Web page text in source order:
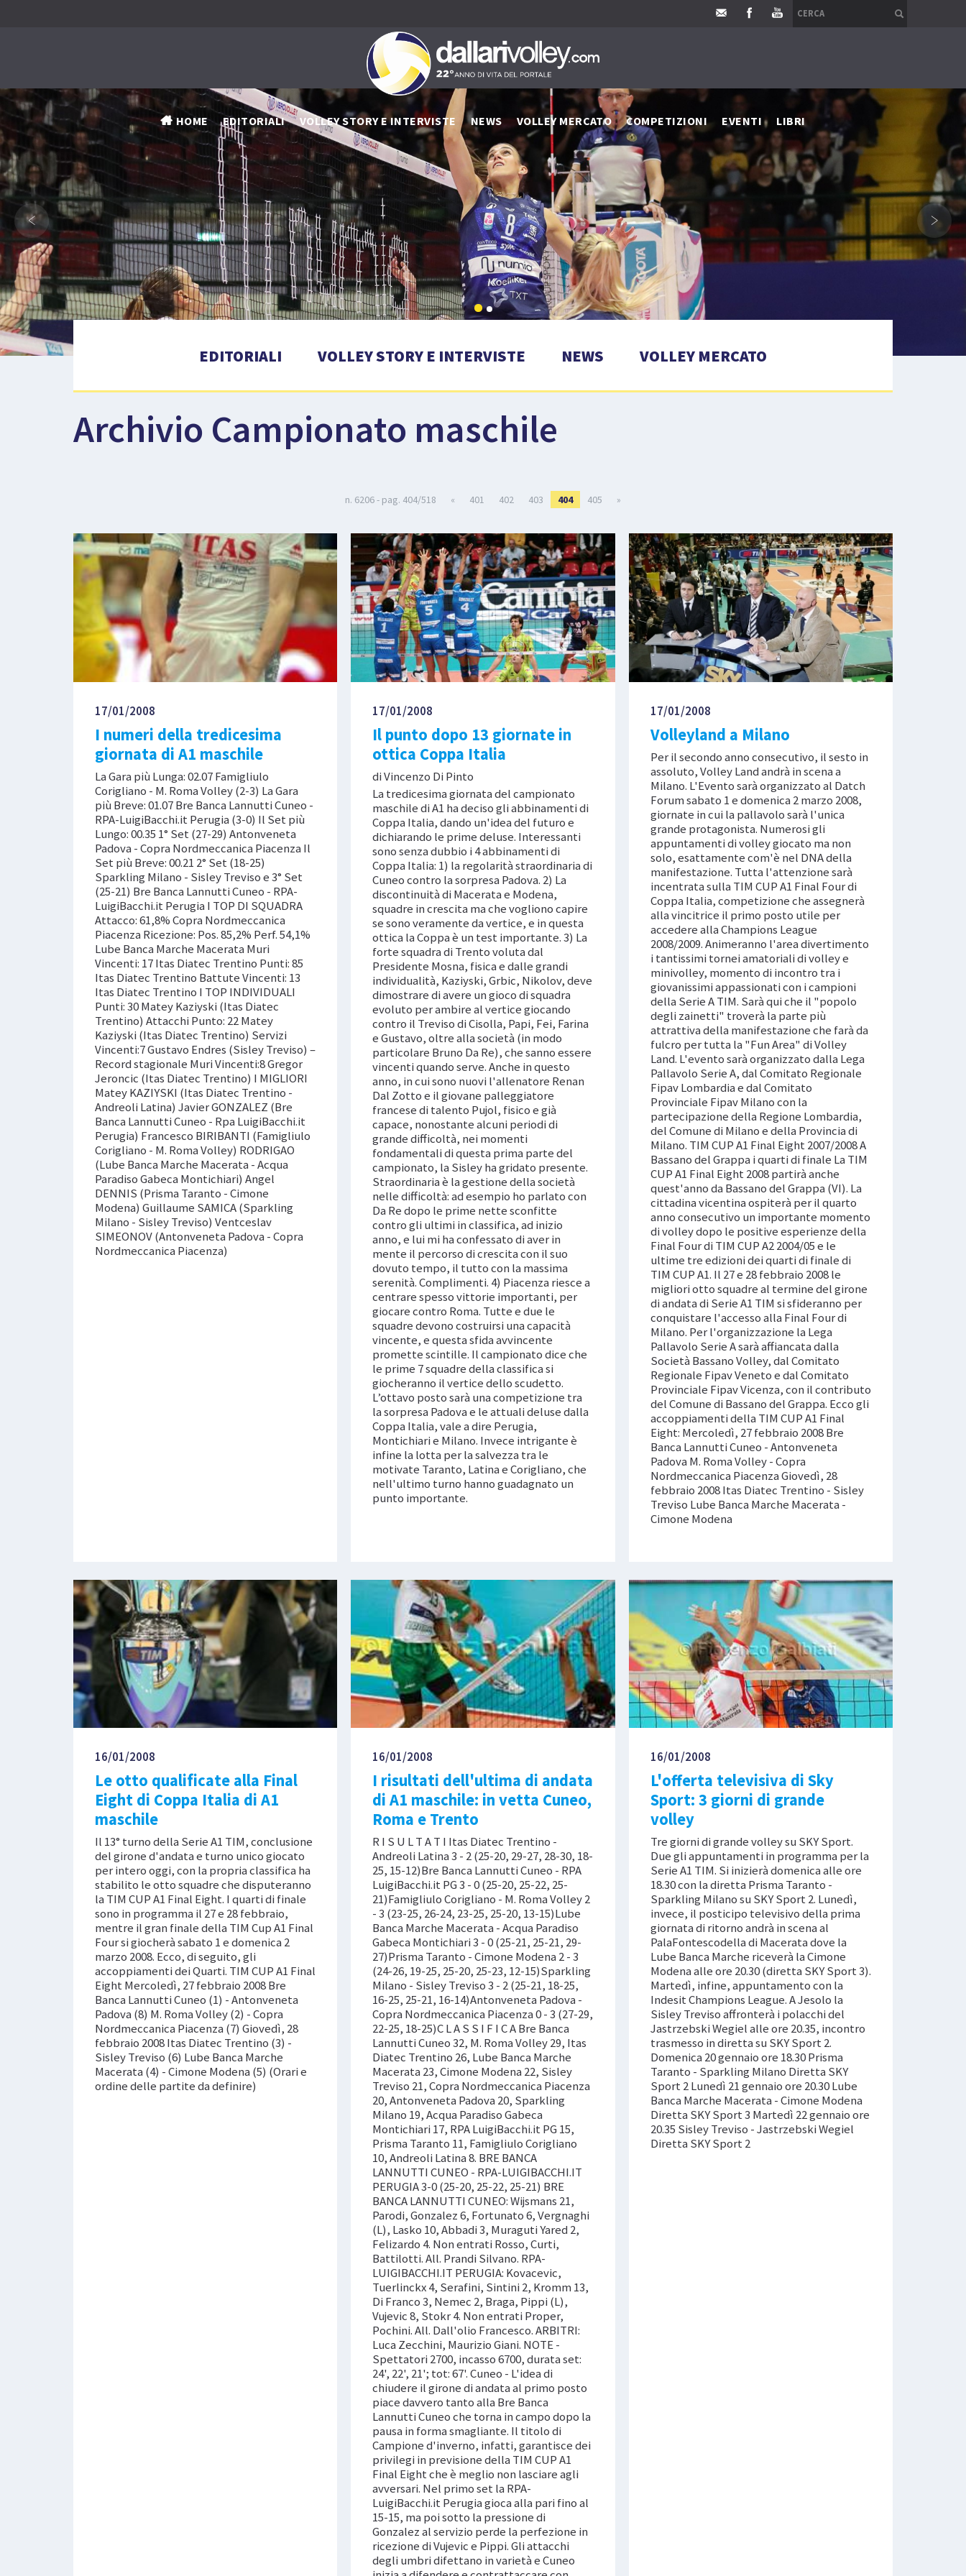
HOME EDITORIALI VOLLEY STORY E INTERVISTE NEWS VOLLEY MERCATO COMPETIZIONI EVENTI LIBRI
‹ ›
EDITORIALI VOLLEY STORY E INTERVISTE NEWS VOLLEY MERCATO
Archivio Campionato maschile
n. 6206 - pag. 404/518 « 401 402 403 404 405 »
17/01/2008
I numeri della tredicesima
giornata di A1 maschile
La Gara più Lunga: 02.07 Famigliulo
Corigliano - M. Roma Volley (2-3) La Gara
più Breve: 01.07 Bre Banca Lannutti Cuneo -
RPA-LuigiBacchi.it Perugia (3-0) Il Set più
Lungo: 00.35 1° Set (27-29) Antonveneta
Padova - Copra Nordmeccanica Piacenza Il
Set più Breve: 00.21 2° Set (18-25)
Sparkling Milano - Sisley Treviso e 3° Set
(25-21) Bre Banca Lannutti Cuneo - RPA-
LuigiBacchi.it Perugia I TOP DI SQUADRA
Attacco: 61,8% Copra Nordmeccanica
Piacenza Ricezione: Pos. 85,2% Perf. 54,1%
Lube Banca Marche Macerata Muri
Vincenti: 17 Itas Diatec Trentino Punti: 85
Itas Diatec Trentino Battute Vincenti: 13
Itas Diatec Trentino I TOP INDIVIDUALI
Punti: 30 Matey Kaziyski (Itas Diatec
Trentino) Attacchi Punto: 22 Matey
Kaziyski (Itas Diatec Trentino) Servizi
Vincenti:7 Gustavo Endres (Sisley Treviso) –
Record stagionale Muri Vincenti:8 Gregor
Jeroncic (Itas Diatec Trentino) I MIGLIORI
Matey KAZIYSKI (Itas Diatec Trentino -
Andreoli Latina) Javier GONZALEZ (Bre
Banca Lannutti Cuneo - Rpa LuigiBacchi.it
Perugia) Francesco BIRIBANTI (Famigliulo
Corigliano - M. Roma Volley) RODRIGAO
(Lube Banca Marche Macerata - Acqua
Paradiso Gabeca Montichiari) Angel
DENNIS (Prisma Taranto - Cimone
Modena) Guillaume SAMICA (Sparkling
Milano - Sisley Treviso) Ventceslav
SIMEONOV (Antonveneta Padova - Copra
Nordmeccanica Piacenza)
17/01/2008
Il punto dopo 13 giornate in
ottica Coppa Italia
di Vincenzo Di Pinto
La tredicesima giornata del campionato
maschile di A1 ha deciso gli abbinamenti di
Coppa Italia, dando un'idea del futuro e
dichiarando le prime deluse. Interessanti
sono senza dubbio i 4 abbinamenti di
Coppa Italia: 1) la regolarità straordinaria di
Cuneo contro la sorpresa Padova. 2) La
discontinuità di Macerata e Modena,
squadre in crescita ma che vogliono capire
se sono veramente da vertice, e in questa
ottica la Coppa è un test importante. 3) La
forte squadra di Trento voluta dal
Presidente Mosna, fisica e dalle grandi
individualità, Kaziyski, Grbic, Nikolov, deve
dimostrare di avere un gioco di squadra
evoluto per ambire al vertice giocando
contro il Treviso di Cisolla, Papi, Fei, Farina
e Gustavo, oltre alla società (in modo
particolare Bruno Da Re), che sanno essere
vincenti quando serve. Anche in questo
anno, in cui sono nuovi l'allenatore Renan
Dal Zotto e il giovane palleggiatore
francese di talento Pujol, fisico e già
capace, nonostante alcuni periodi di
grande difficoltà, nei momenti
fondamentali di questa prima parte del
campionato, la Sisley ha gridato presente.
Straordinaria è la gestione della società
nelle difficoltà: ad esempio ho parlato con
Da Re dopo le prime nette sconfitte
contro gli ultimi in classifica, ad inizio
anno, e lui mi ha confessato di aver in
mente il percorso di crescita con il suo
dovuto tempo, il tutto con la massima
serenità. Complimenti. 4) Piacenza riesce a
centrare spesso vittorie importanti, per
giocare contro Roma. Tutte e due le
squadre devono costruirsi una capacità
vincente, e questa sfida avvincente
promette scintille. Il campionato dice che
le prime 7 squadre della classifica si
giocheranno il vertice dello scudetto.
L’ottavo posto sarà una competizione tra
la sorpresa Padova e le attuali deluse dalla
Coppa Italia, vale a dire Perugia,
Montichiari e Milano. Invece intrigante è
infine la lotta per la salvezza tra le
motivate Taranto, Latina e Corigliano, che
nell'ultimo turno hanno guadagnato un
punto importante.
17/01/2008
Volleyland a Milano
Per il secondo anno consecutivo, il sesto in
assoluto, Volley Land andrà in scena a
Milano. L'Evento sarà organizzato al Datch
Forum sabato 1 e domenica 2 marzo 2008,
giornate in cui la pallavolo sarà l'unica
grande protagonista. Numerosi gli
appuntamenti di volley giocato ma non
solo, esattamente com'è nel DNA della
manifestazione. Tutta l'attenzione sarà
incentrata sulla TIM CUP A1 Final Four di
Coppa Italia, competizione che assegnerà
alla vincitrice il primo posto utile per
accedere alla Champions League
2008/2009. Animeranno l'area divertimento
i tantissimi tornei amatoriali di volley e
minivolley, momento di incontro tra i
giovanissimi appassionati con i campioni
della Serie A TIM. Sarà qui che il "popolo
degli zainetti" troverà la parte più
attrattiva della manifestazione che farà da
fulcro per tutta la "Fun Area" di Volley
Land. L'evento sarà organizzato dalla Lega
Pallavolo Serie A, dal Comitato Regionale
Fipav Lombardia e dal Comitato
Provinciale Fipav Milano con la
partecipazione della Regione Lombardia,
del Comune di Milano e della Provincia di
Milano. TIM CUP A1 Final Eight 2007/2008 A
Bassano del Grappa i quarti di finale La TIM
CUP A1 Final Eight 2008 partirà anche
quest'anno da Bassano del Grappa (VI). La
cittadina vicentina ospiterà per il quarto
anno consecutivo un importante momento
di volley dopo le positive esperienze della
Final Four di TIM CUP A2 2004/05 e le
ultime tre edizioni dei quarti di finale di
TIM CUP A1. Il 27 e 28 febbraio 2008 le
migliori otto squadre al termine del girone
di andata di Serie A1 TIM si sfideranno per
conquistare l'accesso alla Final Four di
Milano. Per l'organizzazione la Lega
Pallavolo Serie A sarà affiancata dalla
Società Bassano Volley, dal Comitato
Regionale Fipav Veneto e dal Comitato
Provinciale Fipav Vicenza, con il contributo
del Comune di Bassano del Grappa. Ecco gli
accoppiamenti della TIM CUP A1 Final
Eight: Mercoledì, 27 febbraio 2008 Bre
Banca Lannutti Cuneo - Antonveneta
Padova M. Roma Volley - Copra
Nordmeccanica Piacenza Giovedì, 28
febbraio 2008 Itas Diatec Trentino - Sisley
Treviso Lube Banca Marche Macerata -
Cimone Modena
16/01/2008
Le otto qualificate alla Final
Eight di Coppa Italia di A1
maschile
Il 13° turno della Serie A1 TIM, conclusione
del girone d'andata e turno unico giocato
per intero oggi, con la propria classifica ha
stabilito le otto squadre che disputeranno
la TIM CUP A1 Final Eight. I quarti di finale
sono in programma il 27 e 28 febbraio,
mentre il gran finale della TIM Cup A1 Final
Four si giocherà sabato 1 e domenica 2
marzo 2008. Ecco, di seguito, gli
accoppiamenti dei Quarti. TIM CUP A1 Final
Eight Mercoledì, 27 febbraio 2008 Bre
Banca Lannutti Cuneo (1) - Antonveneta
Padova (8) M. Roma Volley (2) - Copra
Nordmeccanica Piacenza (7) Giovedì, 28
febbraio 2008 Itas Diatec Trentino (3) -
Sisley Treviso (6) Lube Banca Marche
Macerata (4) - Cimone Modena (5) (Orari e
ordine delle partite da definire)
16/01/2008
I risultati dell'ultima di andata
di A1 maschile: in vetta Cuneo,
Roma e Trento
R I S U L T A T I Itas Diatec Trentino -
Andreoli Latina 3 - 2 (25-20, 29-27, 28-30, 18-
25, 15-12)Bre Banca Lannutti Cuneo - RPA
LuigiBacchi.it PG 3 - 0 (25-20, 25-22, 25-
21)Famigliulo Corigliano - M. Roma Volley 2
- 3 (23-25, 26-24, 23-25, 25-20, 13-15)Lube
Banca Marche Macerata - Acqua Paradiso
Gabeca Montichiari 3 - 0 (25-21, 25-21, 29-
27)Prisma Taranto - Cimone Modena 2 - 3
(24-26, 19-25, 25-20, 25-23, 12-15)Sparkling
Milano - Sisley Treviso 3 - 2 (25-21, 18-25,
16-25, 25-21, 16-14)Antonveneta Padova -
Copra Nordmeccanica Piacenza 0 - 3 (27-29,
22-25, 18-25)C L A S S I F I C A Bre Banca
Lannutti Cuneo 32, M. Roma Volley 29, Itas
Diatec Trentino 26, Lube Banca Marche
Macerata 23, Cimone Modena 22, Sisley
Treviso 21, Copra Nordmeccanica Piacenza
20, Antonveneta Padova 20, Sparkling
Milano 19, Acqua Paradiso Gabeca
Montichiari 17, RPA LuigiBacchi.it PG 15,
Prisma Taranto 11, Famigliulo Corigliano
10, Andreoli Latina 8. BRE BANCA
LANNUTTI CUNEO - RPA-LUIGIBACCHI.IT
PERUGIA 3-0 (25-20, 25-22, 25-21) BRE
BANCA LANNUTTI CUNEO: Wijsmans 21,
Parodi, Gonzalez 6, Fortunato 6, Vergnaghi
(L), Lasko 10, Abbadi 3, Muraguti Yared 2,
Felizardo 4. Non entrati Rosso, Curti,
Battilotti. All. Prandi Silvano. RPA-
LUIGIBACCHI.IT PERUGIA: Kovacevic,
Tuerlinckx 4, Serafini, Sintini 2, Kromm 13,
Di Franco 3, Nemec 2, Braga, Pippi (L),
Vujevic 8, Stokr 4. Non entrati Proper,
Pochini. All. Dall'olio Francesco. ARBITRI:
Luca Zecchini, Maurizio Giani. NOTE -
Spettatori 2700, incasso 6700, durata set:
24', 22', 21'; tot: 67'. Cuneo - L'idea di
chiudere il girone di andata al primo posto
piace davvero tanto alla Bre Banca
Lannutti Cuneo che torna in campo dopo la
pausa in forma smagliante. Il titolo di
Campione d'inverno, infatti, garantisce dei
privilegi in previsione della TIM CUP A1
Final Eight che è meglio non lasciare agli
avversari. Nel primo set la RPA-
LuigiBacchi.it Perugia gioca alla pari fino al
15-15, ma poi sotto la pressione di
Gonzalez al servizio perde la perfezione in
ricezione di Vujevic e Pippi. Gli attacchi
degli umbri difettano in varietà e Cuneo
16/01/2008
L'offerta televisiva di Sky
Sport: 3 giorni di grande
volley
Tre giorni di grande volley su SKY Sport.
Due gli appuntamenti in programma per la
Serie A1 TIM. Si inizierà domenica alle ore
18.30 con la diretta Prisma Taranto -
Sparkling Milano su SKY Sport 2. Lunedì,
invece, il posticipo televisivo della prima
giornata di ritorno andrà in scena al
PalaFontescodella di Macerata dove la
Lube Banca Marche riceverà la Cimone
Modena alle ore 20.30 (diretta SKY Sport 3).
Martedì, infine, appuntamento con la
Indesit Champions League. A Jesolo la
Sisley Treviso affronterà i polacchi del
Jastrzebski Wegiel alle ore 20.35, incontro
trasmesso in diretta su SKY Sport 2.
Domenica 20 gennaio ore 18.30 Prisma
Taranto - Sparkling Milano Diretta SKY
Sport 2 Lunedì 21 gennaio ore 20.30 Lube
Banca Marche Macerata - Cimone Modena
Diretta SKY Sport 3 Martedì 22 gennaio ore
20.35 Sisley Treviso - Jastrzebski Wegiel
Diretta SKY Sport 2